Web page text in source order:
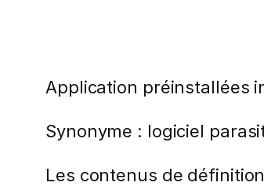
Application préinstallées
Synonyme : logiciel
Les contenus de